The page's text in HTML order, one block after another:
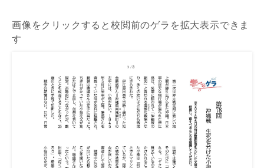
画像をクリックすると校閲前のゲラを拡大表示できま
す